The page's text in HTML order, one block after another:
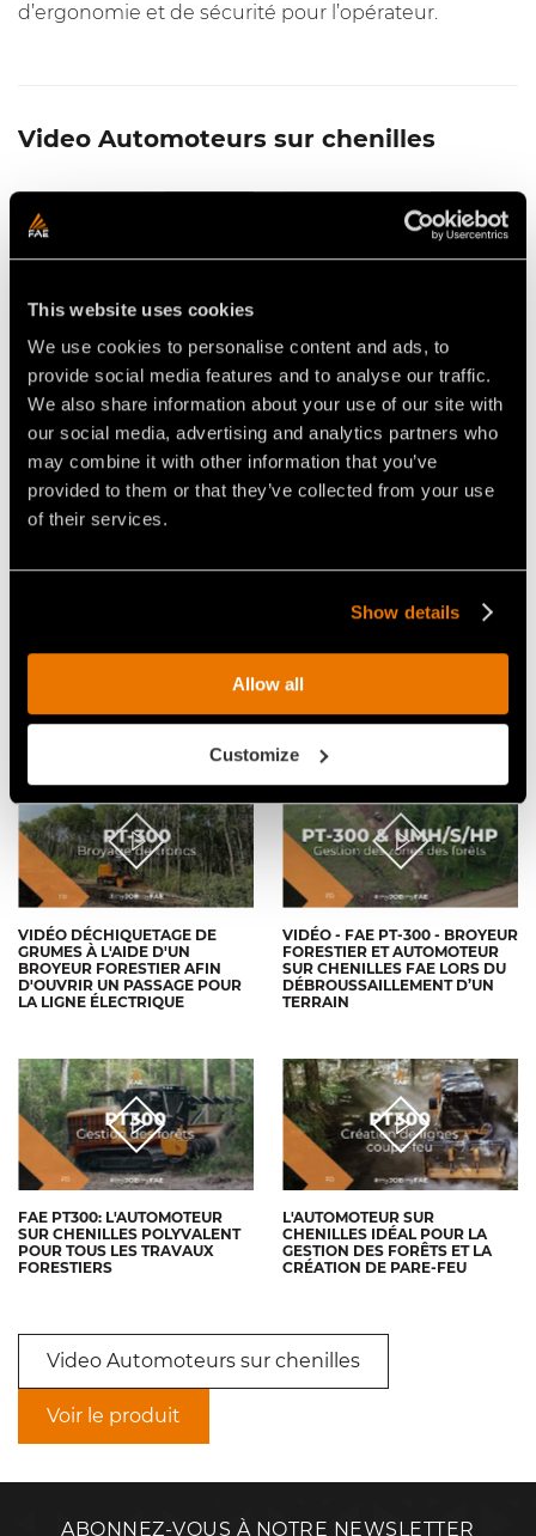
This website uses cookies
We use cookies to personalise content and ads, to
provide social media features and to analyse our traffic.
We also share information about your use of our site with
our social media, advertising and analytics partners who
may combine it with other information that you’ve
provided to them or that they’ve collected from your use
of their services.
Show details
Allow all
Customize
d’ergonomie et de sécurité pour l’opérateur.
Video Automoteurs sur chenilles
BROYEUR MULTIFONCTIONS
SFM/PT POUR L’AUTOMOTEUR
SUR CHENILLES FAE PT300
VIDÉO - FAE PT300 -
L’AUTOMOTEUR SUR
CHENILLES ÉQUIPÉ DU
PRÉPARATEUR DE SOLS FAE
200/S
AUTOMOTEUR SUR CHENILLES
ALBERTA (CANADA)
L’AUTOMOTEUR SUR
VIDÉO DÉCHIQUETAGE DE
GRUMES À L'AIDE D'UN
BROYEUR FORESTIER AFIN
D'OUVRIR UN PASSAGE POUR
LA LIGNE ÉLECTRIQUE
VIDÉO - FAE PT-300 - BROYEUR
FORESTIER ET AUTOMOTEUR
SUR CHENILLES FAE LORS DU
DÉBROUSSAILLEMENT D’UN
TERRAIN
FAE PT300: L'AUTOMOTEUR
SUR CHENILLES POLYVALENT
POUR TOUS LES TRAVAUX
FORESTIERS
L'AUTOMOTEUR SUR
CHENILLES IDÉAL POUR LA
GESTION DES FORÊTS ET LA
CRÉATION DE PARE-FEU
Video Automoteurs sur chenilles
Voir le produit
ABONNEZ-VOUS À NOTRE NEWSLETTER